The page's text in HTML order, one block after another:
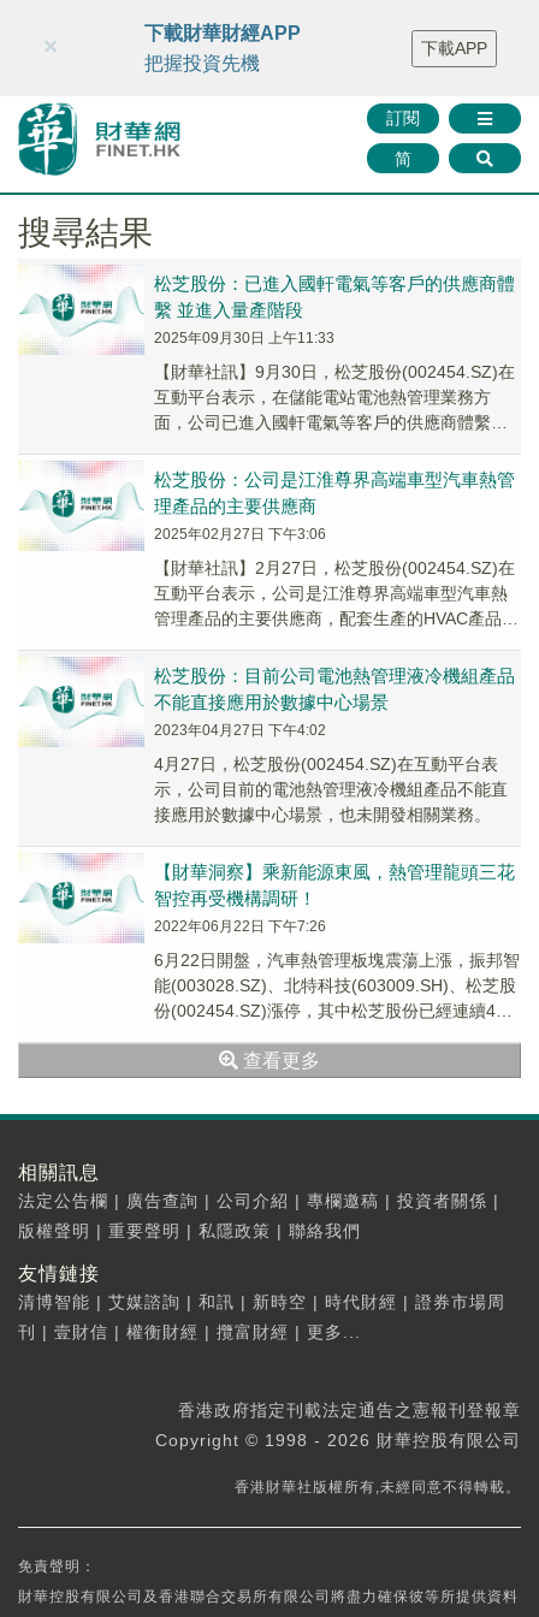
財華智庫網 FINTV FINMETA 財華證券 媒體矩陣
智庫沙龍
聯絡我們
訂閱
简
×
下載財華財經APP
把握投資先機
下載APP
搜尋結果
松芝股份：已進入國軒電氣等客戶的供應商體
繫 並進入量產階段
2025年09月30日 上午11:33
【財華社訊】9月30日，松芝股份(002454.SZ)在
互動平台表示，在儲能電站電池熱管理業務方
面，公司已進入國軒電氣等客戶的供應商體繫，
松芝股份：公司是江淮尊界高端車型汽車熱管
理產品的主要供應商
2025年02月27日 下午3:06
【財華社訊】2月27日，松芝股份(002454.SZ)在
互動平台表示，公司是江淮尊界高端車型汽車熱
管理產品的主要供應商，配套生產的HVAC產品採
松芝股份：目前公司電池熱管理液冷機組產品
不能直接應用於數據中心場景
2023年04月27日 下午4:02
4月27日，松芝股份(002454.SZ)在互動平台表
示，公司目前的電池熱管理液冷機組產品不能直
接應用於數據中心場景，也未開發相關業務。
【財華洞察】乘新能源東風，熱管理龍頭三花
智控再受機構調研！
2022年06月22日 下午7:26
6月22日開盤，汽車熱管理板塊震蕩上漲，振邦智
能(003028.SZ)、北特科技(603009.SH)、松芝股
份(002454.SZ)漲停，其中松芝股份已經連續4個
查看更多
相關訊息
法定公告欄 | 廣告查詢 | 公司介紹 | 專欄邀稿 | 投資者關係 |
版權聲明 | 重要聲明 | 私隱政策 | 聯絡我們
友情鏈接
清博智能 | 艾媒諮詢 | 和訊 | 新時空 | 時代財經 | 證券市場周
刊
| 壹財信 | 權衡財經 | 攬富財經 | 更多...
香港政府指定刊載法定通告之憲報刊登報章
Copyright © 1998 - 2026 財華控股有限公司
香港財華社版權所有,未經同意不得轉載。
免責聲明：
財華控股有限公司及香港聯合交易所有限公司將盡力確保彼等所提供資料